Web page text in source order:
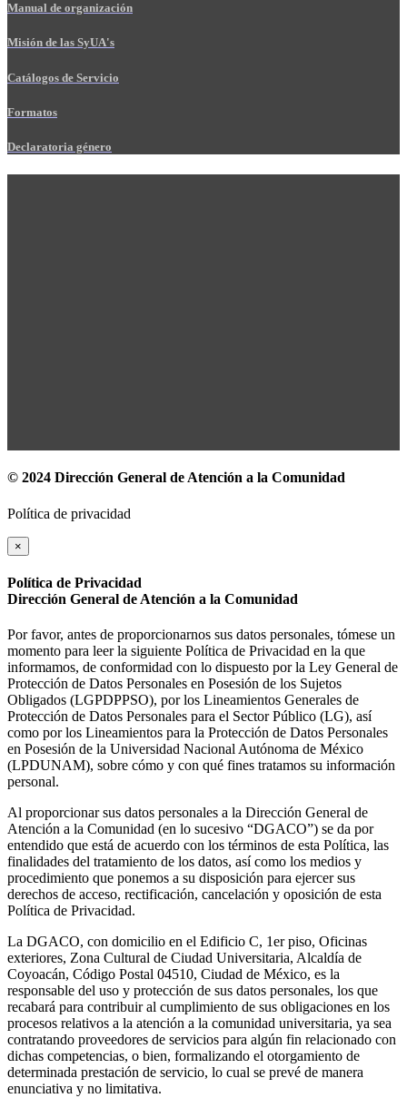
Manual de organización
Misión de las SyUA's
Catálogos de Servicio
Formatos
Declaratoria género
© 2024 Dirección General de Atención a la Comunidad
Política de privacidad
×
Política de Privacidad
Dirección General de Atención a la Comunidad
Por favor, antes de proporcionarnos sus datos personales, tómese un
momento para leer la siguiente Política de Privacidad en la que
informamos, de conformidad con lo dispuesto por la Ley General de
Protección de Datos Personales en Posesión de los Sujetos
Obligados (LGPDPPSO), por los Lineamientos Generales de
Protección de Datos Personales para el Sector Público (LG), así
como por los Lineamientos para la Protección de Datos Personales
en Posesión de la Universidad Nacional Autónoma de México
(LPDUNAM), sobre cómo y con qué fines tratamos su información
personal.
Al proporcionar sus datos personales a la Dirección General de
Atención a la Comunidad (en lo sucesivo “DGACO”) se da por
entendido que está de acuerdo con los términos de esta Política, las
finalidades del tratamiento de los datos, así como los medios y
procedimiento que ponemos a su disposición para ejercer sus
derechos de acceso, rectificación, cancelación y oposición de esta
Política de Privacidad.
La DGACO, con domicilio en el Edificio C, 1er piso, Oficinas
exteriores, Zona Cultural de Ciudad Universitaria, Alcaldía de
Coyoacán, Código Postal 04510, Ciudad de México, es la
responsable del uso y protección de sus datos personales, los que
recabará para contribuir al cumplimiento de sus obligaciones en los
procesos relativos a la atención a la comunidad universitaria, ya sea
contratando proveedores de servicios para algún fin relacionado con
dichas competencias, o bien, formalizando el otorgamiento de
determinada prestación de servicio, lo cual se prevé de manera
enunciativa y no limitativa.